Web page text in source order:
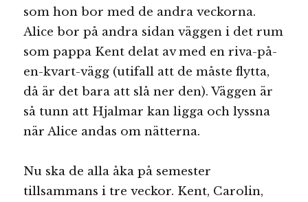
som hon bor med de andra veckorna.
Alice bor på andra sidan väggen i det rum
som pappa Kent delat av med en riva-på-
en-kvart-vägg (utifall att de måste flytta,
då är det bara att slå ner den). Väggen är
så tunn att Hjalmar kan ligga och lyssna
när Alice andas om nätterna.
Nu ska de alla åka på semester
tillsammans i tre veckor. Kent, Carolin,